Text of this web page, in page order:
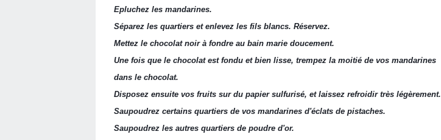
Epluchez les mandarines.
Séparez les quartiers et enlevez les fils blancs. Réservez.
Mettez le chocolat noir à fondre au bain marie doucement.
Une fois que le chocolat est fondu et bien lisse, trempez la moitié de vos mandarines
dans le chocolat.
Disposez ensuite vos fruits sur du papier sulfurisé, et laissez refroidir très légèrement.
Saupoudrez certains quartiers de vos mandarines d'éclats de pistaches.
Saupoudrez les autres quartiers de poudre d'or.